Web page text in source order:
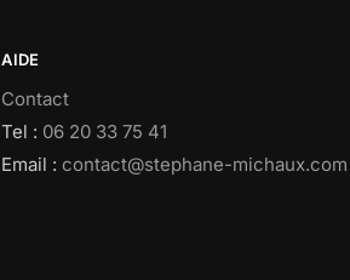
AIDE
Contact
Tel : 06 20 33 75 41
Email :contact@stephane-michaux.com